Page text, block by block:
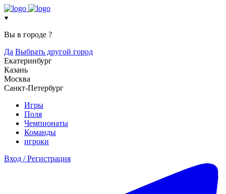
Вы в городе ?
Да Выбрать другой город
Екатеринбург
Казань
Москва
Санкт-Петербург
Игры
Поля
Чемпионаты
Команды
игроки
Вход / Регистрация